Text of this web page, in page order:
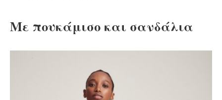
Mε πουκάμισο και σανδάλια